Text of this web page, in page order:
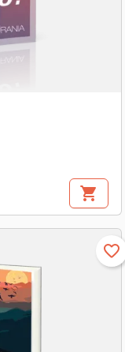
shopping_cart
favorite_border